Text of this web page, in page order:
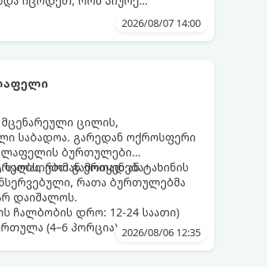
2026/08/07 14:00
ცილის,
საბადოა. გარედან ოქროსფერი
ბურთულები
სალათებთან ერთად ან ტახინის
რომ გამოიყენება
რათა ბურთულებმა
დაიშალოს.
ჩალბობის დრო: 12-24 საათი)
(4–6 პორცია) 2026/08/06 12:35